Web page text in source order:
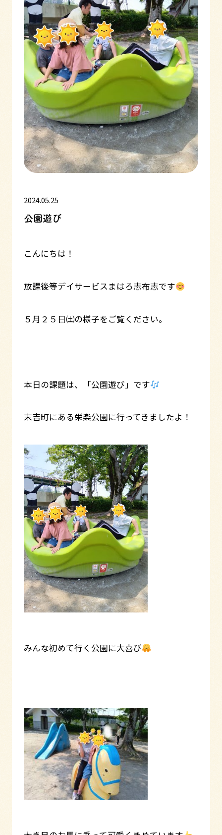
2024.05.25
公園遊び
こんにちは！
放課後等デイサービスまはろ志布志です
５月２５日㈯の様子をご覧ください。
本日の課題は、「公園遊び」です
末吉町にある栄楽公園に行ってきましたよ！
みんな初めて行く公園に大喜び